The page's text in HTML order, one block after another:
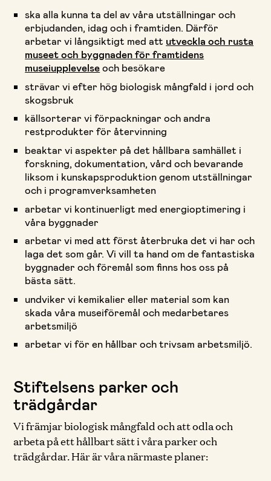
ska alla kunna ta del av våra utställningar och
erbjudanden, idag och i framtiden. Därför
arbetar vi långsiktigt med att utveckla och rusta
museet och byggnaden för framtidens
museiupplevelse och besökare
strävar vi efter hög biologisk mångfald i jord och
skogsbruk
källsorterar vi förpackningar och andra
restprodukter för återvinning
beaktar vi aspekter på det hållbara samhället i
forskning, dokumentation, vård och bevarande
liksom i kunskapsproduktion genom utställningar
och i programverksamheten
arbetar vi kontinuerligt med energioptimering i
våra byggnader
arbetar vi med att först återbruka det vi har och
laga det som går. Vi vill ta hand om de fantastiska
byggnader och föremål som finns hos oss på
bästa sätt.
undviker vi kemikalier eller material som kan
skada våra museiföremål och medarbetares
arbetsmiljö
arbetar vi för en hållbar och trivsam arbetsmiljö.
Stiftelsens parker och
trädgårdar
Vi främjar biologisk mångfald och att odla och
arbeta på ett hållbart sätt i våra parker och
trädgårdar. Här är våra närmaste planer: